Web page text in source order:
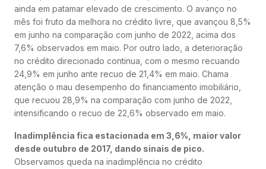
ainda em patamar elevado de crescimento. O avanço no
mês foi fruto da melhora no crédito livre, que avançou 8,5%
em junho na comparação com junho de 2022, acima dos
7,6% observados em maio. Por outro lado, a deterioração
no crédito direcionado continua, com o mesmo recuando
24,9% em junho ante recuo de 21,4% em maio. Chama
atenção o mau desempenho do financiamento imobiliário,
que recuou 28,9% na comparação com junho de 2022,
intensificando o recuo de 22,6% observado em maio.
Inadimplência fica estacionada em 3,6%, maior valor
desde outubro de 2017, dando sinais de pico.
Observamos queda na inadimplência no crédito